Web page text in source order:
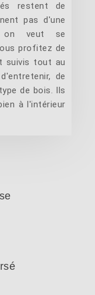
restent de
pas d'une
on veut se
profitez de
suivis tout au
de
de bois. Ils
à l'intérieur